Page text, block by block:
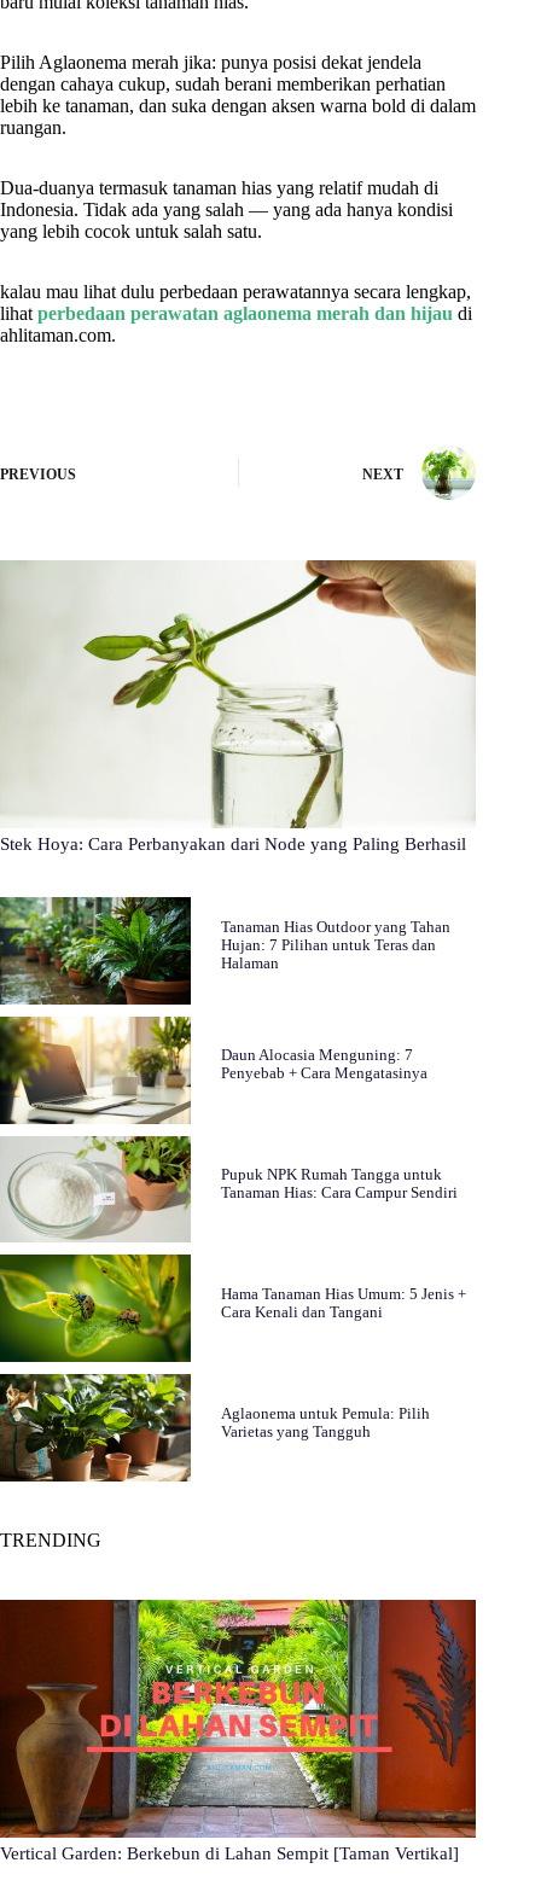
Pilih Aglaonema merah jika: punya posisi dekat jendela
dengan cahaya cukup, sudah berani memberikan perhatian
lebih ke tanaman, dan suka dengan aksen warna bold di dalam
ruangan.
Dua-duanya termasuk tanaman hias yang relatif mudah di
Indonesia. Tidak ada yang salah — yang ada hanya kondisi
yang lebih cocok untuk salah satu.
kalau mau lihat dulu perbedaan perawatannya secara lengkap,
lihat perbedaan perawatan aglaonema merah dan hijau di
ahlitaman.com.
PREVIOUS NEXT
Stek Hoya: Cara Perbanyakan dari Node yang Paling Berhasil
Tanaman Hias Outdoor yang Tahan
Hujan: 7 Pilihan untuk Teras dan
Halaman
Daun Alocasia Menguning: 7
Penyebab + Cara Mengatasinya
Pupuk NPK Rumah Tangga untuk
Tanaman Hias: Cara Campur Sendiri
Hama Tanaman Hias Umum: 5 Jenis +
Cara Kenali dan Tangani
Aglaonema untuk Pemula: Pilih
Varietas yang Tangguh
TRENDING
Vertical Garden: Berkebun di Lahan Sempit [Taman Vertikal]